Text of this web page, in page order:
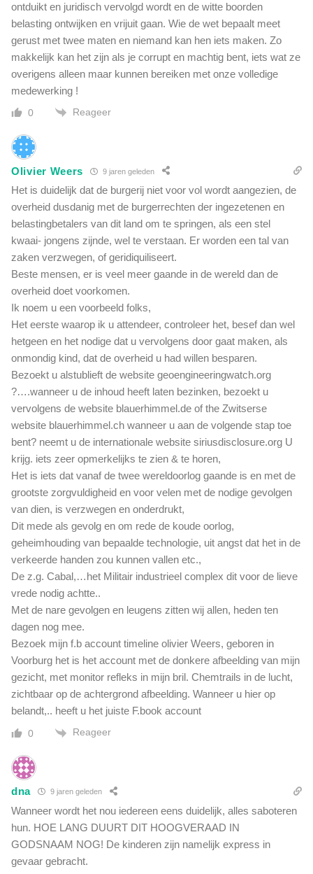
ontduikt en juridisch vervolgd wordt en de witte boorden
belasting ontwijken en vrijuit gaan. Wie de wet bepaalt meet
gerust met twee maten en niemand kan hen iets maken. Zo
makkelijk kan het zijn als je corrupt en machtig bent, iets wat ze
overigens alleen maar kunnen bereiken met onze volledige
medewerking !
0 Reageer
Olivier Weers 9 jaren geleden
Het is duidelijk dat de burgerij niet voor vol wordt aangezien, de
overheid dusdanig met de burgerrechten der ingezetenen en
belastingbetalers van dit land om te springen, als een stel
kwaai- jongens zijnde, wel te verstaan. Er worden een tal van
zaken verzwegen, of geridiquiliseert.
Beste mensen, er is veel meer gaande in de wereld dan de
overheid doet voorkomen.
Ik noem u een voorbeeld folks,
Het eerste waarop ik u attendeer, controleer het, besef dan wel
hetgeen en het nodige dat u vervolgens door gaat maken, als
onmondig kind, dat de overheid u had willen besparen.
Bezoekt u alstublieft de website geoengineeringwatch.org
?….wanneer u de inhoud heeft laten bezinken, bezoekt u
vervolgens de website blauerhimmel.de of the Zwitserse
website blauerhimmel.ch wanneer u aan de volgende stap toe
bent? neemt u de internationale website siriusdisclosure.org U
krijg. iets zeer opmerkelijks te zien & te horen,
Het is iets dat vanaf de twee wereldoorlog gaande is en met de
grootste zorgvuldigheid en voor velen met de nodige gevolgen
van dien, is verzwegen en onderdrukt,
Dit mede als gevolg en om rede de koude oorlog,
geheimhouding van bepaalde technologie, uit angst dat het in de
verkeerde handen zou kunnen vallen etc.,
De z.g. Cabal,…het Militair industrieel complex dit voor de lieve
vrede nodig achtte..
Met de nare gevolgen en leugens zitten wij allen, heden ten
dagen nog mee.
Bezoek mijn f.b account timeline olivier Weers, geboren in
Voorburg het is het account met de donkere afbeelding van mijn
gezicht, met monitor refleks in mijn bril. Chemtrails in de lucht,
zichtbaar op de achtergrond afbeelding. Wanneer u hier op
belandt,.. heeft u het juiste F.book account
0 Reageer
dna 9 jaren geleden
Wanneer wordt het nou iedereen eens duidelijk, alles saboteren
hun. HOE LANG DUURT DIT HOOGVERAAD IN
GODSNAAM NOG! De kinderen zijn namelijk express in
gevaar gebracht.